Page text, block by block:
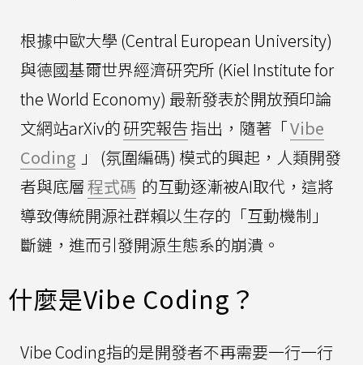
根據中歐大學 (Central European University)
與德國基爾世界經濟研究所 (Kiel Institute for
the World Economy) 最新發表於開放預印論
文網站arXiv的研究報告指出，隨著「Vibe
Coding 」 (氛圍編碼) 模式的興起，人類開發
者與底層程式碼 的互動逐漸被AI取代，這將
導致傳統開源社群賴以生存的「互動機制」
斷鏈，進而引發開源生態系的崩潰。
什麼是Vibe Coding？
Vibe Coding指的是開發者不再需要一行一行